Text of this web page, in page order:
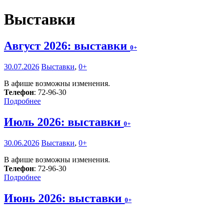
Выставки
Август 2026: выставки 0+
30.07.2026 Выставки, 0+
В афише возможны изменения.
Телефон: 72-96-30
Подробнее
Июль 2026: выставки 0+
30.06.2026 Выставки, 0+
В афише возможны изменения.
Телефон: 72-96-30
Подробнее
Июнь 2026: выставки 0+